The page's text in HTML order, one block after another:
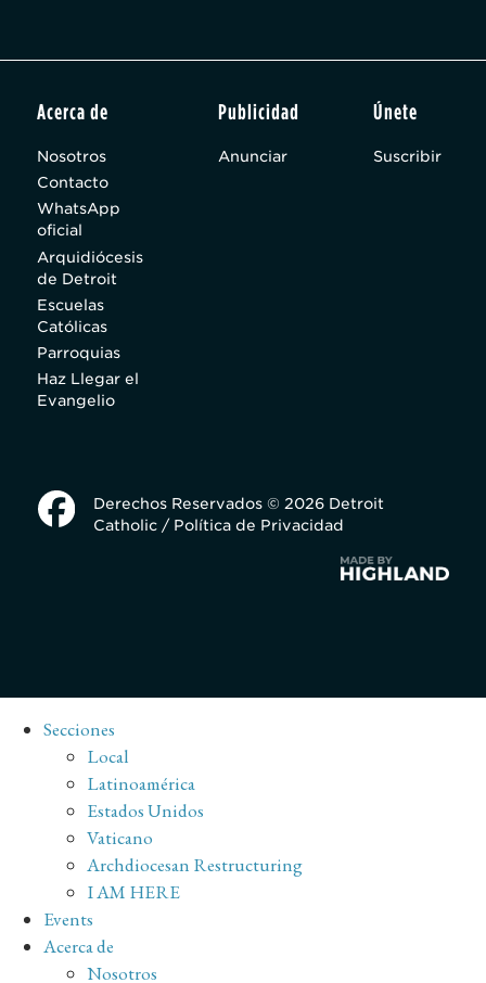
Acerca de
Nosotros
Contacto
WhatsApp
oficial
Arquidiócesis
de Detroit
Escuelas
Católicas
Parroquias
Haz Llegar el
Evangelio
Publicidad
Anunciar
Únete
Suscribir
Derechos Reservados © 2026 Detroit
Catholic / Política de Privacidad
Secciones
Local
Latinoamérica
Estados Unidos
Vaticano
Archdiocesan Restructuring
I AM HERE
Events
Acerca de
Nosotros